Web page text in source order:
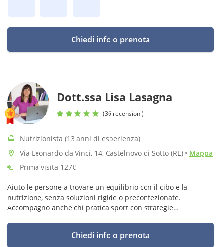
Chiedi info o prenota
Dott.ssa Lisa Lasagna
(36 recensioni)
Nutrizionista (13 anni di esperienza)
Via Leonardo da Vinci, 14, Castelnovo di Sotto (RE) • Mappa
Prima visita 127€
Aiuto le persone a trovare un equilibrio con il cibo e la
nutrizione, senza soluzioni rigide o preconfezionate.
Accompagno anche chi pratica sport con strategie
Chiedi info o prenota